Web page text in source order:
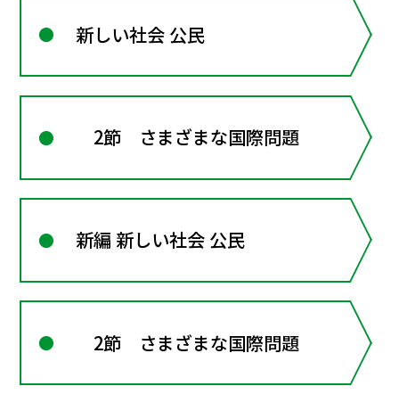
新しい社会 公民
2節 さまざまな国際問題
新編 新しい社会 公民
2節 さまざまな国際問題